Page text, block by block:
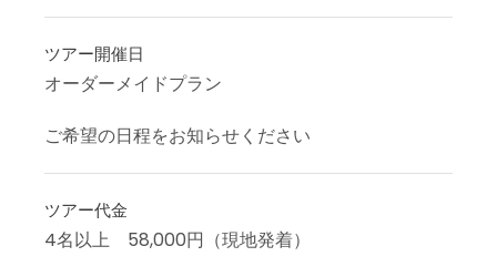
ツアー開催日
オーダーメイドプラン
ご希望の日程をお知らせください
ツアー代金
4名以上 58,000円（現地発着）